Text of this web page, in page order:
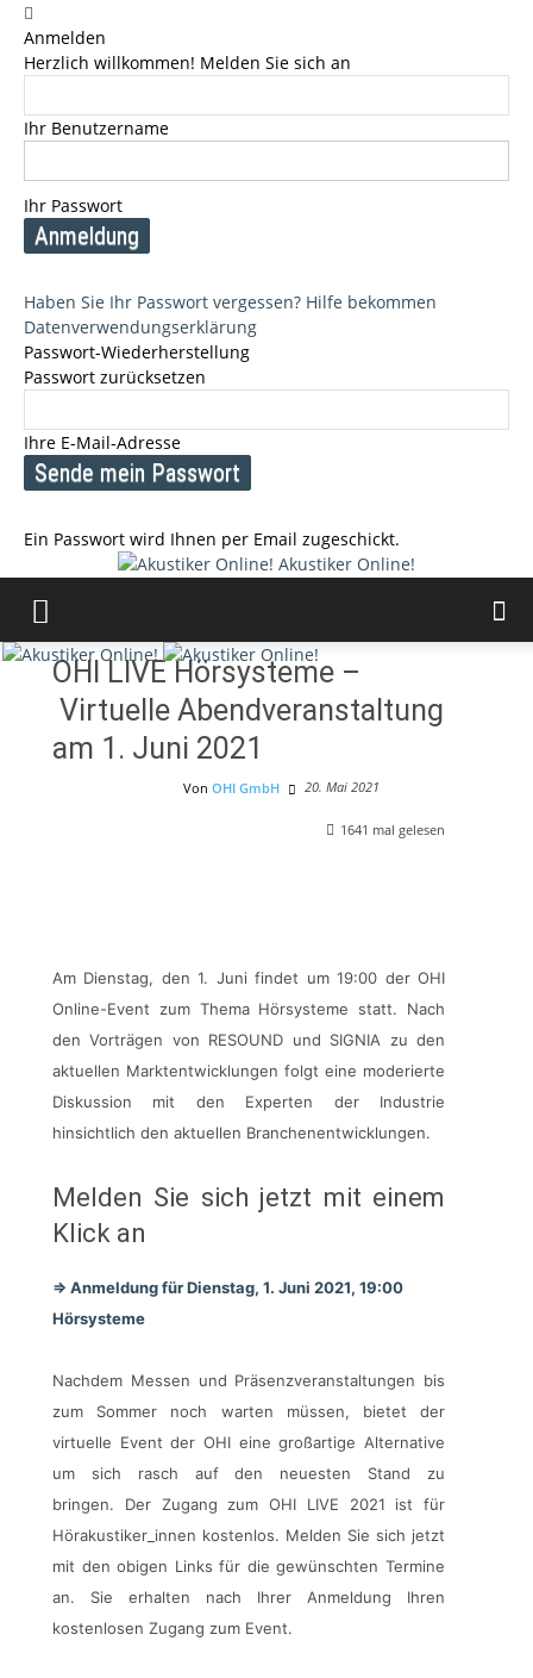
Anmelden
Herzlich willkommen! Melden Sie sich an
Ihr Benutzername
Ihr Passwort
Haben Sie Ihr Passwort vergessen? Hilfe bekommen
Datenverwendungserklärung
Passwort-Wiederherstellung
Passwort zurücksetzen
Ihre E-Mail-Adresse
Ein Passwort wird Ihnen per Email zugeschickt.
Akustiker Online!
OHI LIVE Hörsysteme –
Virtuelle Abendveranstaltung
am 1. Juni 2021
Von OHI GmbH 20. Mai 2021
1641 mal gelesen
Am Dienstag, den 1. Juni findet um 19:00 der OHI
Online-Event zum Thema Hörsysteme statt. Nach
den Vorträgen von RESOUND und SIGNIA zu den
aktuellen Marktentwicklungen folgt eine moderierte
Diskussion mit den Experten der Industrie
hinsichtlich den aktuellen Branchenentwicklungen.
Melden Sie sich jetzt mit einem
Klick an
=> Anmeldung für Dienstag, 1. Juni 2021, 19:00
Hörsysteme
Nachdem Messen und Präsenzveranstaltungen bis
zum Sommer noch warten müssen, bietet der
virtuelle Event der OHI eine großartige Alternative
um sich rasch auf den neuesten Stand zu
bringen. Der Zugang zum OHI LIVE 2021 ist für
Hörakustiker_innen kostenlos. Melden Sie sich jetzt
mit den obigen Links für die gewünschten Termine
an. Sie erhalten nach Ihrer Anmeldung Ihren
kostenlosen Zugang zum Event.